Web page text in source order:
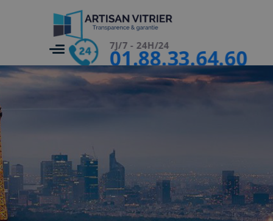
7J/7 - 24H/24
01.88.33.64.60